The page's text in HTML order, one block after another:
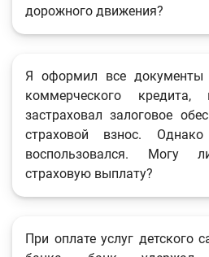
дорожного движения?
Я оформил все документы
коммерческого
застраховал залоговое
страховой взнос.
воспользовался. Могу
страховую выплату?
При оплате услуг детского